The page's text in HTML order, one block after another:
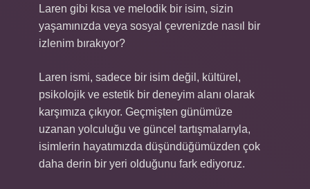
Laren gibi kısa ve melodik bir isim, sizin
yaşamınızda veya sosyal çevrenizde nasıl bir
izlenim bırakıyor?
Laren ismi, sadece bir isim değil, kültürel,
psikolojik ve estetik bir deneyim alanı olarak
karşımıza çıkıyor. Geçmişten günümüze
uzanan yolculuğu ve güncel tartışmalarıyla,
isimlerin hayatımızda düşündüğümüzden çok
daha derin bir yeri olduğunu fark ediyoruz.